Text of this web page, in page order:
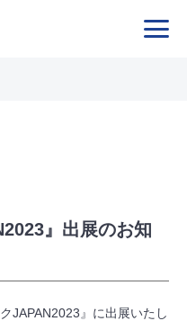
』出展のお知
JAPAN2023』に出展いたし